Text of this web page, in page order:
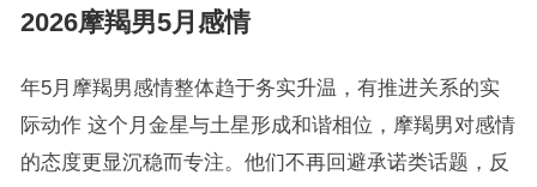
2026摩羯男5月感情
年5月摩羯男感情整体趋于务实升温，有推进关系的实
际动作 这个月金星与土星形成和谐相位，摩羯男对感情
的态度更显沉稳而专注。他们不再回避承诺类话题，反